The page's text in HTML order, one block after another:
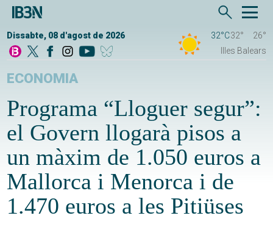
Dissabte, 08 d'agost de 2026 32°C32°
26°
Illes Balears
ECONOMIA
Programa “Lloguer segur”:
el Govern llogarà pisos a
un màxim de 1.050 euros a
Mallorca i Menorca i de
1.470 euros a les Pitiüses